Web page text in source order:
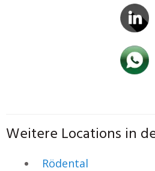
Weitere Locations in
Rödental